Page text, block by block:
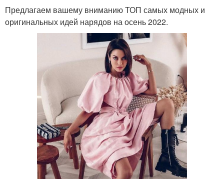
Предлагаем вашему вниманию ТОП самых модных и
оригинальных идей нарядов на осень 2022.